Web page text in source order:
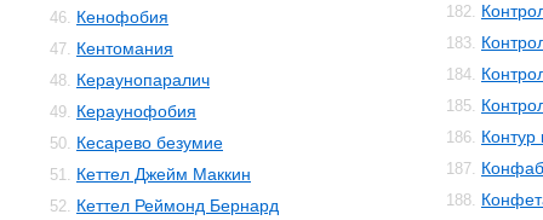
46. Кенофобия
47. Кентомания
48. Кераунопаралич
49. Кераунофобия
50. Кесарево безумие
51. Кеттел Джейм Маккин
52. Кеттел Реймонд Бернард
182.
183.
184.
185.
186. Контур
187.
188.